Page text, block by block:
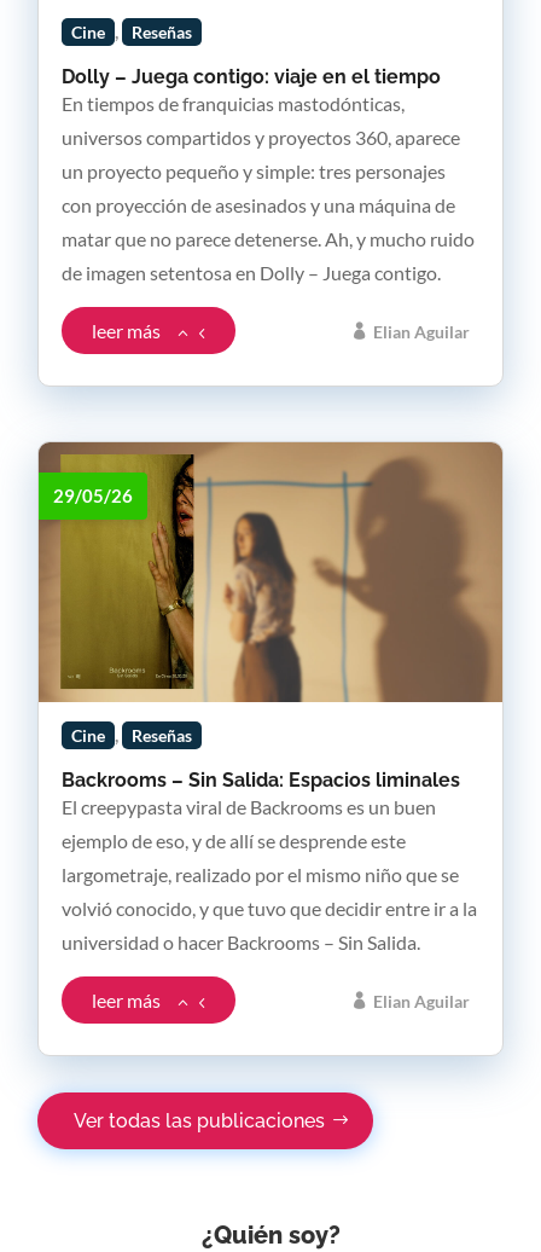
Dolly – Juega contigo: viaje en el tiempo
Elian Aguilar
Cine , Reseñas
En tiempos de franquicias mastodónticas,
universos compartidos y proyectos 360, aparece
un proyecto pequeño y simple: tres personajes
con proyección de asesinados y una máquina de
matar que no parece detenerse. Ah, y mucho ruido
de imagen setentosa en Dolly – Juega contigo.
leer más
Backrooms – Sin Salida: Espacios liminales
Elian Aguilar
29/05/26
Cine , Reseñas
El creepypasta viral de Backrooms es un buen
ejemplo de eso, y de allí se desprende este
largometraje, realizado por el mismo niño que se
volvió conocido, y que tuvo que decidir entre ir a la
universidad o hacer Backrooms – Sin Salida.
leer más
Ver todas las publicaciones
¿Quién soy?